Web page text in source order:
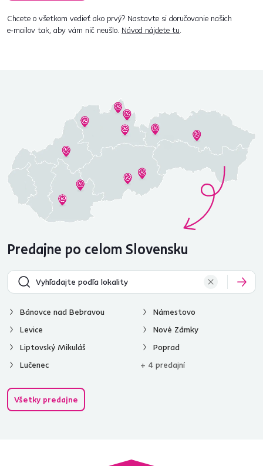
Chcete o všetkom vedieť ako prvý? Nastavte si doručovanie našich
e‑mailov tak, aby vám nič neušlo. Návod nájdete tu.
Predajne po celom Slovensku
Bánovce nad Bebravou
Levice
Liptovský Mikuláš
Lučenec
Námestovo
Nové Zámky
Poprad
+ 4 predajní
Všetky predajne